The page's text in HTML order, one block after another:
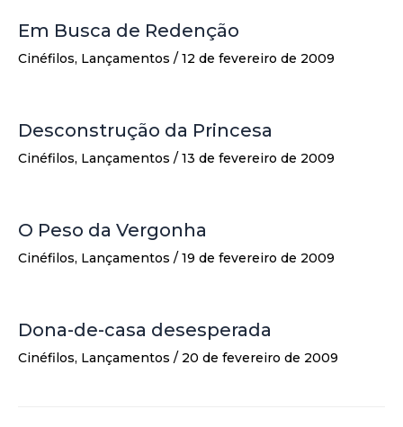
Em Busca de Redenção
Cinéfilos, Lançamentos / 12 de fevereiro de 2009
Desconstrução da Princesa
Cinéfilos, Lançamentos / 13 de fevereiro de 2009
O Peso da Vergonha
Cinéfilos, Lançamentos / 19 de fevereiro de 2009
Dona-de-casa desesperada
Cinéfilos, Lançamentos / 20 de fevereiro de 2009